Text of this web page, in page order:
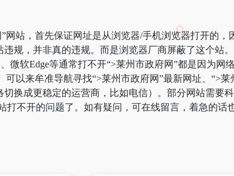
站，首先保证网址是从浏览器/手机浏览器打开的，
规，并非真的违规。而是浏览器厂商屏蔽了这个站
软Edge等通常打不开“>莱州市政府网”都是因为网
以来牟准导航寻找“>莱州市政府网”最新网址、“>莱
换成更稳定的运营商，比如电信）。部分网站需要
打不开的问题了。如有疑问，可在线留言，着急的话